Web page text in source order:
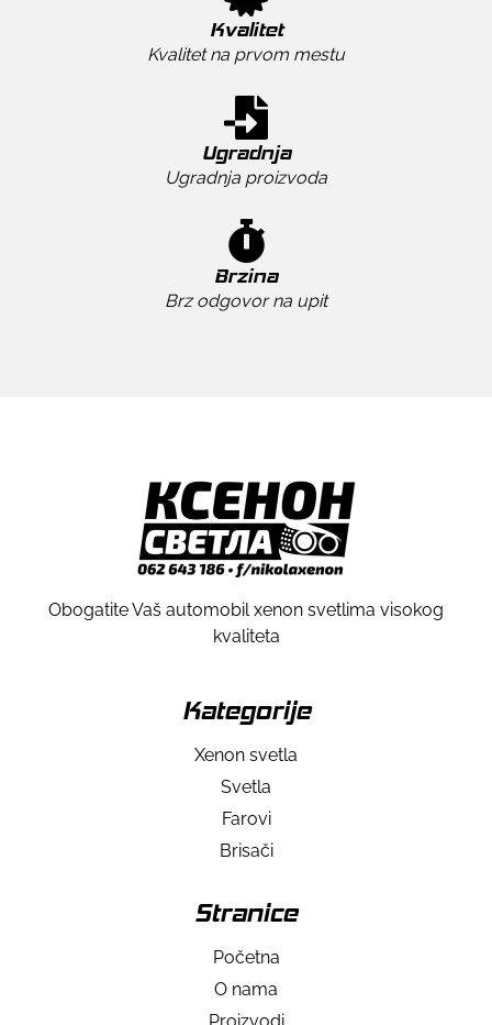
Kvalitet
Kvalitet na prvom mestu
Ugradnja
Ugradnja proizvoda
Brzina
Brz odgovor na upit
Obogatite Vaš automobil xenon svetlima visokog
kvaliteta
Kategorije
Xenon svetla
Svetla
Farovi
Brisači
Stranice
Početna
O nama